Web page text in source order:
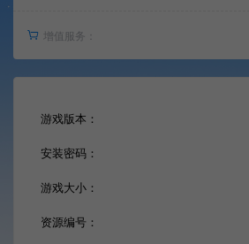
增值服务：
游戏版本：
安装密码：
游戏大小：
资源编号：